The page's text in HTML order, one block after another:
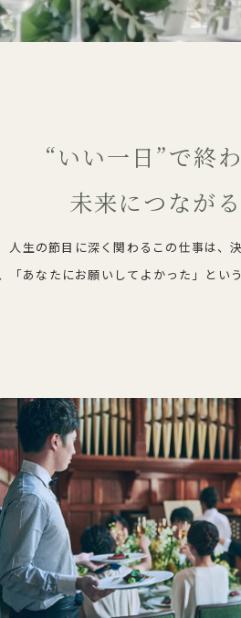
“いい一日”で終
未来につながる
人生の節目に深く関わるこの仕事は、
「あなたにお願いしてよかった」とい